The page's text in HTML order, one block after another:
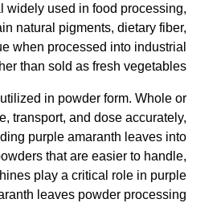
widely used in food processing,
natural pigments, dietary fiber,
when processed into industrial
than sold as fresh vegetables.
in powder form. Whole or
transport, and dose accurately,
purple amaranth leaves into
that are easier to handle,
play a critical role in purple
leaves powder processing.